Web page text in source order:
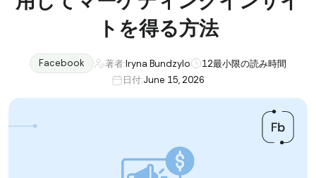
トを得る方法
Facebook 著者:Iryna Bundzylo 12最小限の読み時間
日付:June 15, 2026